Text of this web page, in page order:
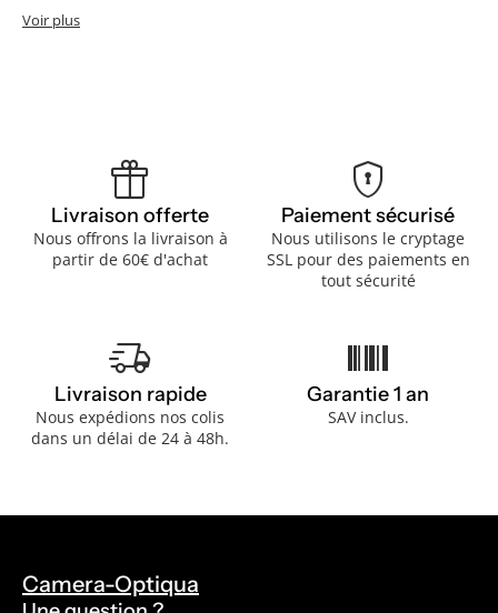
Voir plus
featured_seasonal_and_gifts
Livraison offerte
Nous offrons la livraison à
partir de 60€ d'achat
encrypted
Paiement sécurisé
Nous utilisons le cryptage
SSL pour des paiements en
tout sécurité
delivery_truck_speed
Livraison rapide
Nous expédions nos colis
dans un délai de 24 à 48h.
barcode
Garantie 1 an
SAV inclus.
Camera-Optiqua